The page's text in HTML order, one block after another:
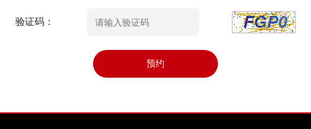
验证码：
预约